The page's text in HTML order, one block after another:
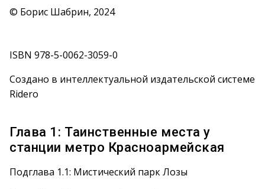
© Борис Шабрин, 2024
ISBN 978-5-0062-3059-0
Создано в интеллектуальной издательской системе
Ridero
Глава 1: Таинственные места у
станции метро Красноармейская
Подглава 1.1: Мистический парк Лозы